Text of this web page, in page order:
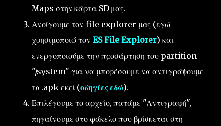
Maps στην κάρτα SD μας.
Ανοίγουμε τον file explorer μας (εγώ
χρησιμοποιώ τον ES File Explorer) και
ενεργοποιούμε την προσάρτηση του partition
"/system" για να μπορέσουμε να αντιγράψουμε
το .apk εκεί (οδηγίες εδώ).
Επιλέγουμε το αρχείο, πατάμε "Αντιγραφή",
πηγαίνουμε στο φάκελο που βρίσκεται στη